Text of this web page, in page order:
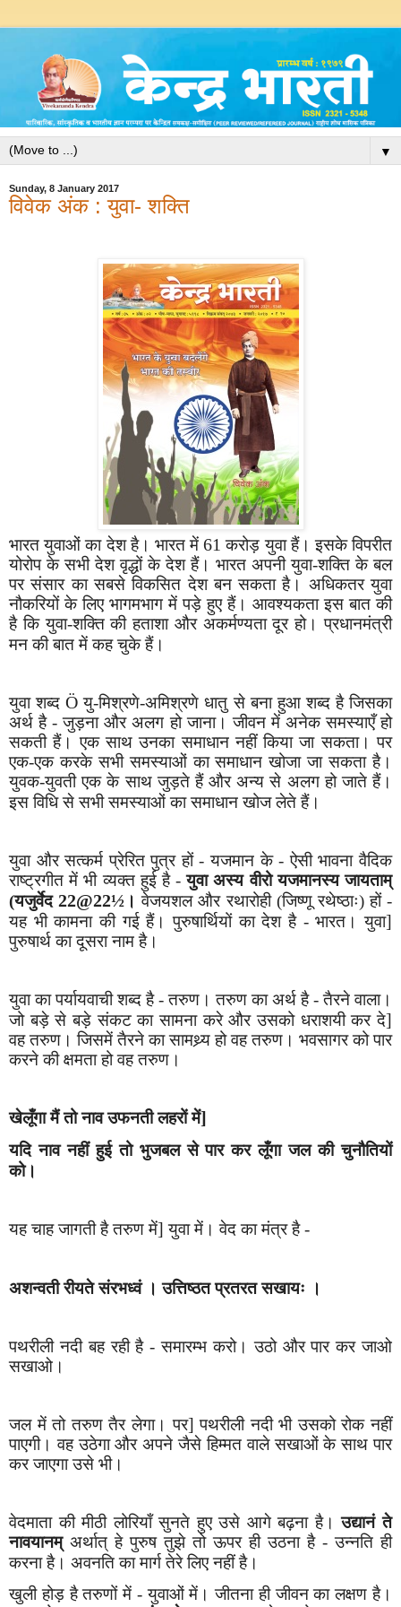
▼
Sunday, 8 January 2017
विवेक अंक : युवा- शक्ति
भारत युवाओं का देशहै। भारत में61 करोड़ युवा हैं। इसके विपरीत
योरोप के सभी देश वृद्धों के देशहैं। भारत अपनी युवा-शक्ति के बल
पर संसार का सबसे विकसित देशबन सकता है। अधिकतर युवा
नौकरियों के लिए भागमभाग में पड़े हुए हैं। आवश्यकता इस बात की
है कि युवा-शक्ति की हताशा और अकर्मण्यता दूर हो। प्रधानमंत्री
मन की बात में कह चुके हैं।
युवाशब्दÖ यु-मिश्रणे-अमिश्रणे धातु से बना हुआशब्द है जिसका
अर्थ है - जुड़ना और अलग हो जाना। जीवन में अनेक समस्याएँ हो
सकती हैं। एक साथ उनका समाधान नहीं किया जा सकता। पर
एक-एक करके सभी समस्याओं का समाधान खोजा जा सकता है।
युवक-युवती एक के साथ जुड़ते हैं और अन्य से अलग हो जाते हैं।
इस विधि से सभी समस्याओं का समाधान खोज लेते हैं।
युवा और सत्कर्म प्रेरित पुत्र हों - यजमान के - ऐसी भावना वैदिक
राष्ट्रगीत में भी व्यक्त हुई है -युवा अस्य वीरो यजमानस्य जायताम्
(यजुर्वेद22@22½ । वेजयशल और रथारोही (जिष्णू रथेष्ठाः) हों -
यह भी कामना की गई हैं। पुरुषार्थियों का देशहै - भारत। युवा]
पुरुषार्थ का दूसरा नाम है।
युवा का पर्यायवाचीशब्द है - तरुण। तरुण का अर्थ है - तैरने वाला।
जो बड़े से बड़े संकट का सामना करे और उसको धराशयी कर दे]
वह तरुण। जिसमें तैरने कासामथ्र्यहो वह तरुण। भवसागर को पार
करने की क्षमता हो वह तरुण।
खेलूँगा मैं तो नाव उफनती लहरों में]
यदि नाव नहीं हुई तो भुजबल से पार कर लूँगा जल की चुनौतियों
को।
यह चाह जागती है तरुण में]युवा में। वेद का मंत्र है -
अशन्वती रीयते संरभध्वं । उत्तिष्ठत प्रतरत सखायः ।
पथरीली नदी बह रही है - समारम्भ करो। उठो और पार कर जाओ
सखाओ।
जल में तो तरुण तैर लेगा। पर] पथरीली नदी भी उसको रोक नहीं
पाएगी। वह उठेगा और अपने जैसे हिम्मत वाले सखाओं के साथ पार
कर जाएगा उसे भी।
वेदमाता की मीठी लोरियाँ सुनते हुए उसे आगे बढ़ना है।उद्यानं ते
नावयानम्अर्थात् हे पुरुष तुझे तो ऊपर ही उठना है - उन्नति ही
करना है। अवनति का मार्ग तेरे लिए नहीं है।
खुली होड़ है तरुणों में - युवाओं में। जीतना ही जीवन का लक्षण है।